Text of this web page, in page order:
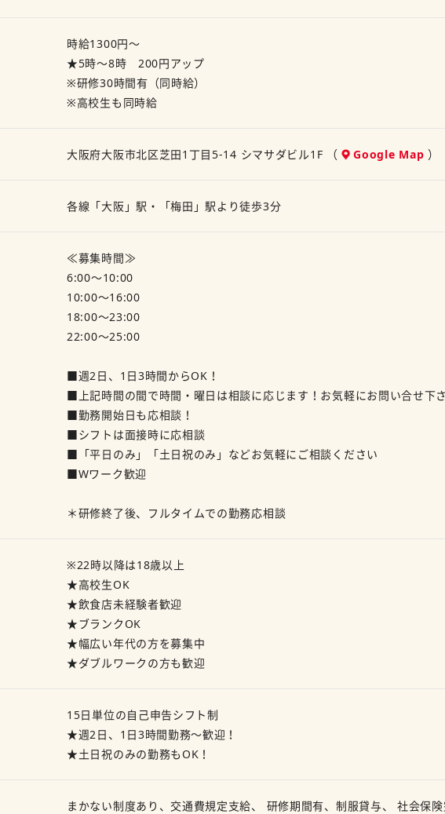
時給1300円～
★5時～8時 200円アップ
※研修30時間有（同時給）
※高校生も同時給
大阪府大阪市北区芝田1丁目5-14 シマサダビル1F （ Google Map ）
各線「大阪」駅・「梅田」駅より徒歩3分
≪募集時間≫
6:00～10:00
10:00～16:00
18:00～23:00
22:00～25:00
■週2日、1日3時間からOK！
■上記時間の間で時間・曜日は相談に応じます！お気軽にお問い合せ下
■勤務開始日も応相談！
■シフトは面接時に応相談
■「平日のみ」「土日祝のみ」などお気軽にご相談ください
■Wワーク歓迎
＊研修終了後、フルタイムでの勤務応相談
※22時以降は18歳以上
★高校生OK
★飲食店未経験者歓迎
★ブランクOK
★幅広い年代の方を募集中
★ダブルワークの方も歓迎
15日単位の自己申告シフト制
★週2日、1日3時間勤務～歓迎！
★土日祝のみの勤務もOK！
まかない制度あり、交通費規定支給、 研修期間有、制服貸与、 社会保